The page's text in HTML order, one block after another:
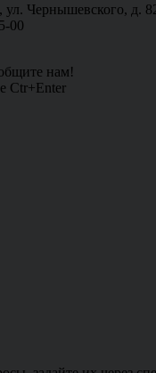
ул. Чернышевского, д.
00
нам!
Ctr+Enter